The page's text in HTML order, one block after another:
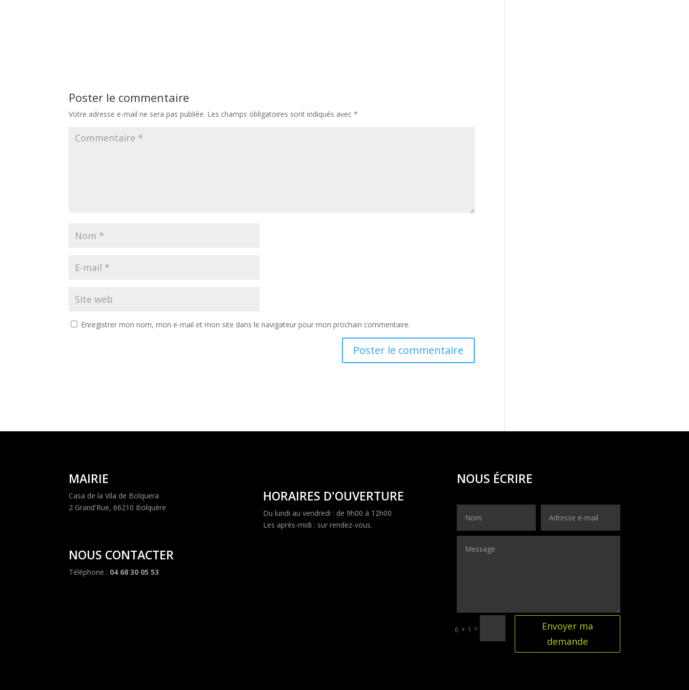
Poster le commentaire
Votre adresse e-mail ne sera pas publiée. Les champs obligatoires sont indiqués avec*
Enregistrer mon nom, mon e-mail et mon site dans le navigateur pour mon prochain commentaire.
MAIRIE
Casa de la Vila de Bolquera
2 Grand'Rue, 66210 Bolquère
NOUS CONTACTER
Téléphone : 04 68 30 05 53
HORAIRES D'OUVERTURE
Du lundi au vendredi : de 9h00 à 12h00
Les après-midi : sur rendez-vous.
NOUS ÉCRIRE
6 + 1 =
Envoyer ma
demande